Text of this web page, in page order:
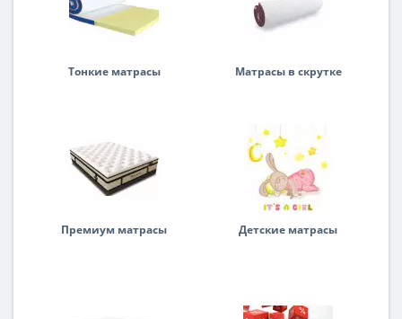
Тонкие матрасы Матрасы в скрутке
Премиум матрасы Детские матрасы